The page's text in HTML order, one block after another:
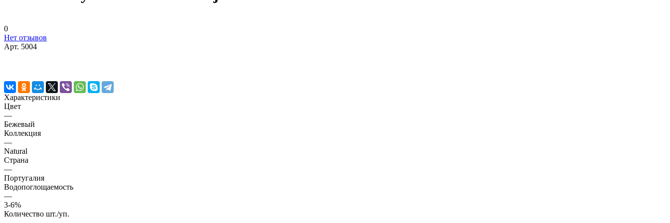
0
Нет отзывов
Арт. 5004
Характеристики
Цвет
—
Бежевый
Коллекция
—
Natural
Страна
—
Португалия
Водопоглощаемость
—
3-6%
Количество шт./уп.